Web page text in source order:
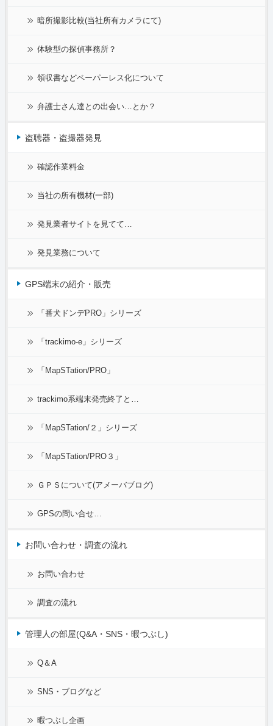
暗所撮影比較(当社所有カメラにて)
体験型の探偵事務所？
領収書などペーパーレス化について
弁護士さん達との出会い…とか？
盗聴器・盗撮器発見
確認作業料金
当社の所有機材(一部)
発見業者サイトを見てて…
発見業務について
GPS端末の紹介・販売
「番犬ドンデPRO」シリーズ
「trackimo-e」シリーズ
「MapSTation/PRO」
trackimo系端末発売終了と…
「MapSTation/２」シリーズ
「MapSTation/PRO３」
ＧＰＳについて(アメーバブログ)
GPSの問い合せ…
お問い合わせ・調査の流れ
お問い合わせ
調査の流れ
管理人の部屋(Q&A・SNS・暇つぶし)
Q＆A
SNS・ブログなど
暇つぶし企画